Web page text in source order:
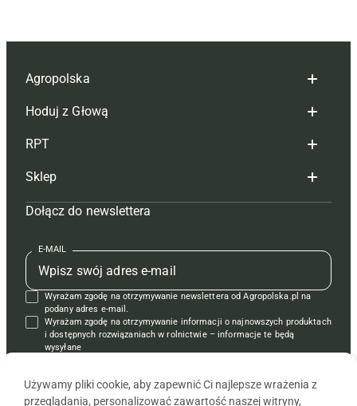
Agropolska
Redakcja
Reklama
Tagi
Mapa serwisu
Kontakt
Regulamin
Polityka prywatności
Hoduj z Głową
Hoduj z głową bydło
Hoduj z głową świnie
Prenumerata
Redakcja
Kontakt
Reklama
RPT
Redakcja
Prenumerata
Reklama
Kontakt
Krzyżówki
Sklep
Czasopisma i prenumerata
Książki
Regulamin
Dołącz do newslettera
E-MAIL
Wyrażam zgodę na otrzymywanie newslettera od Agropolska.pl na
podany adres e-mail.
Wyrażam zgodę na otrzymywanie informacji o najnowszych produktach
i dostępnych rozwiązaniach w rolnictwie – informacje te będą
wysyłane
Używamy pliki cookie, aby zapewnić Ci najlepsze wrażenia z
przeglądania, personalizować zawartość naszej witryny,